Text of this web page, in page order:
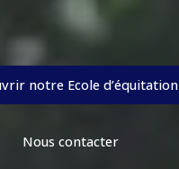
notre Ecole d’équitation
Nous contacter